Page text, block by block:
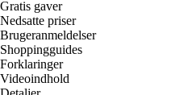
Gratis gaver
Nedsatte priser
Brugeranmeldelser
Shoppingguides
Forklaringer
Videoindhold